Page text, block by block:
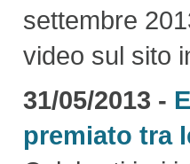
settembre
video sul sito
31/05/2013 -
premiato tra